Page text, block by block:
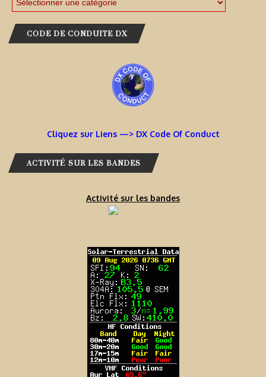
CODE DE CONDUITE DX
Cliquez sur Liens —> DX Code Of Conduct
ACTIVITÉ SUR LES BANDES
Activité sur les bandes